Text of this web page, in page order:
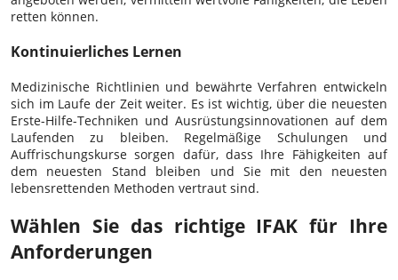
retten können.
Kontinuierliches Lernen
Medizinische Richtlinien und bewährte Verfahren entwickeln
sich im Laufe der Zeit weiter. Es ist wichtig, über die neuesten
Erste-Hilfe-Techniken und Ausrüstungsinnovationen auf dem
Laufenden zu bleiben. Regelmäßige Schulungen und
Auffrischungskurse sorgen dafür, dass Ihre Fähigkeiten auf
dem neuesten Stand bleiben und Sie mit den neuesten
lebensrettenden Methoden vertraut sind.
Wählen Sie das richtige IFAK für Ihre
Anforderungen